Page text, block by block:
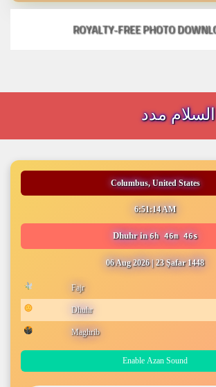
ROYALTY-FREE PHOTO
مدد
Columbus, United States
6:51:14 AM
Dhuhrin6h 46m 46s
06 Aug 2026|23 Ṣafar 1448
Fajr
Dhuhr
Maghrib
Enable Azan Sound